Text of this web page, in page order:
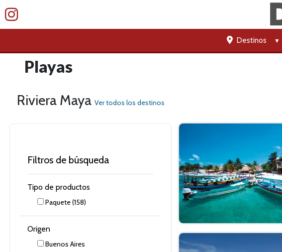
Destinos
Playas
Riviera Maya Ver todos los destinos
Filtros de búsqueda
Tipo de productos
Paquete(158)
Origen
Buenos Aires